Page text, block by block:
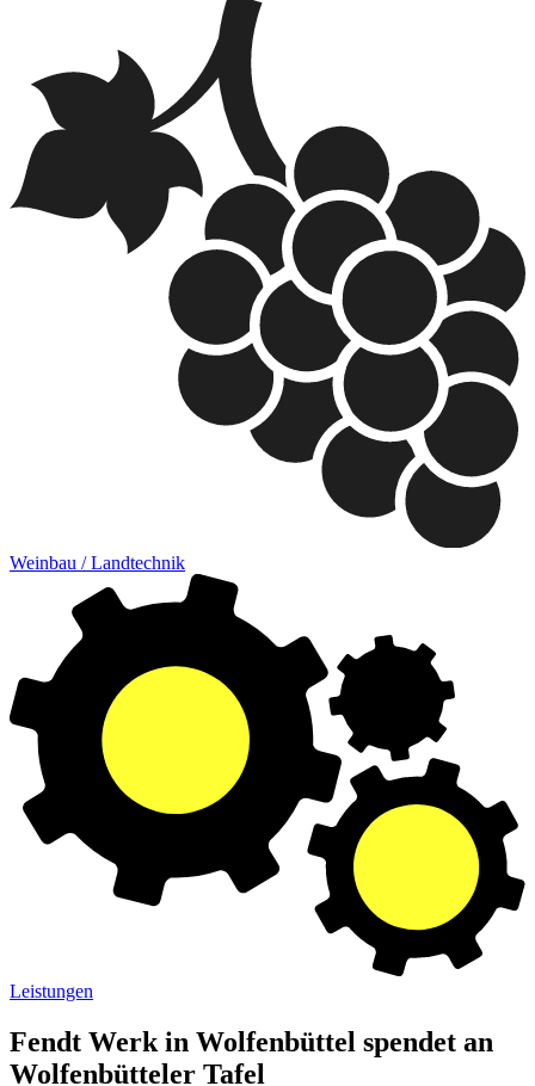
Weinbau / Landtechnik
Leistungen
Fendt Werk in Wolfenbüttel spendet an
Wolfenbütteler Tafel